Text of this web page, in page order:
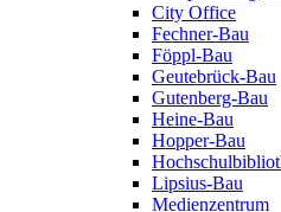
City Office
Fechner-Bau
Föppl-Bau
Geutebrück-Bau
Gutenberg-Bau
Heine-Bau
Hopper-Bau
Lipsius-Bau
Medienzentrum